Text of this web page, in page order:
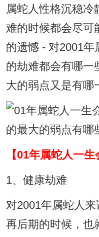
属蛇人性格沉稳冷
难的时候都会尽可
的遗憾 - 对2001
的劫难都会有哪一
大的弱点又是有哪
【01年属蛇人一
1、健康劫难
对2001年属蛇人
再后期的时候，也